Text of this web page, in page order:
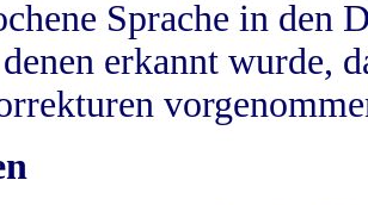
Sprache in
erkannt wurde,